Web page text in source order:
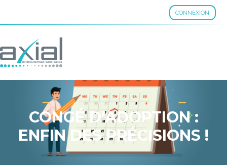
CONNEXION
Aller
au
CONGÉ D’ADOPTION :
ENFIN DES PRÉCISIONS !